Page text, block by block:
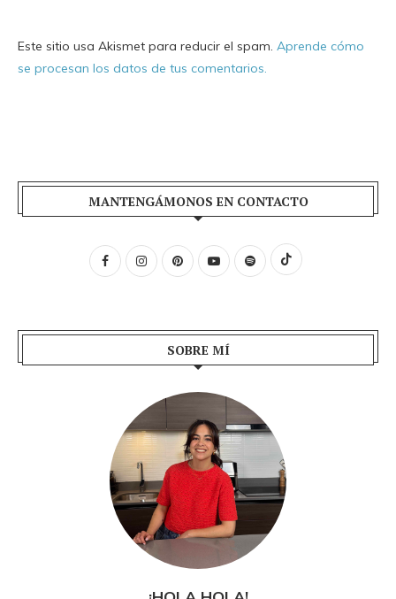
Este sitio usa Akismet para reducir el spam. Aprende cómo
se procesan los datos de tus comentarios.
MANTENGÁMONOS EN CONTACTO
SOBRE MÍ